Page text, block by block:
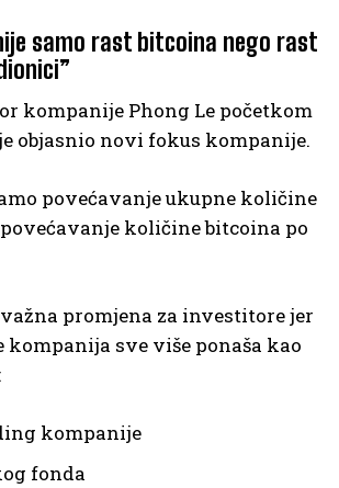
samo rast bitcoina nego rast
kompanije Phong Le početkom
objasnio novi fokus kompanije.
povećavanje ukupne količine
količine bitcoina po
promjena za investitore jer
kompanija sve više ponaša kao
kompanije
fonda